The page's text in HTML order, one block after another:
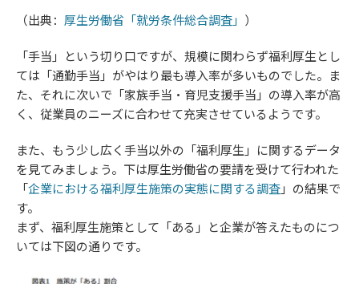
（出典： 厚生労働省「就労条件総合調査」 ）
「手当」という切り口ですが、規模に関わらず福利厚生とし
ては「通勤手当」がやはり最も導入率が多いものでした。ま
た、それに次いで「家族手当・育児支援手当」の導入率が高
く、従業員のニーズに合わせて充実させているようです。
また、もう少し広く手当以外の「福利厚生」に関するデータ
を見てみましょう。下は厚生労働省の要請を受けて行われた
「企業における福利厚生施策の実態に関する調査」の結果で
す。
まず、福利厚生施策として「ある」と企業が答えたものにつ
いては下図の通りです。